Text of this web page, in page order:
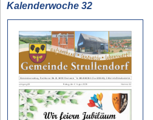
Kalenderwoche 32